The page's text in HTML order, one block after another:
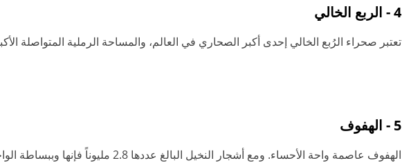
4 - الربع الخالي
تعتبر صحراء الرُبع الخالي إحدى أكبر الصحاري في العالم، والمساحة الرملية المتواصلة
5 - الهفوف
الهفوف عاصمة واحة الأحساء. ومع أشجار النخيل البالغ عددها 2.8 مليوناً فإنها وببساطة الواحة الأكبر في العالم.